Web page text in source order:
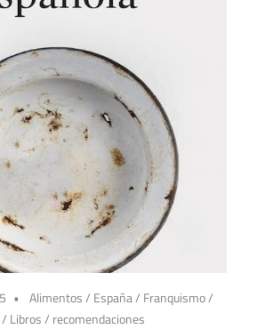
Alimentos/ España/ Franquismo/
/ Libros/ recomendaciones